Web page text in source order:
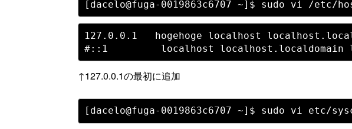
127.0.0.1   hogehoge localhost
↑127.0.0.1の最初に追加